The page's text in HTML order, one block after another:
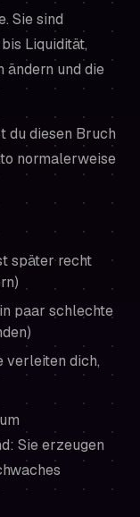
Sie sind
Liquidität,
ändern und die
du diesen Bruch
normalerweise
später recht
paar schlechte
verleiten dich,
Sie erzeugen